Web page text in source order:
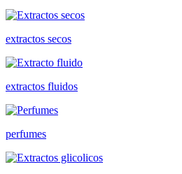
extractos secos
extractos fluidos
perfumes